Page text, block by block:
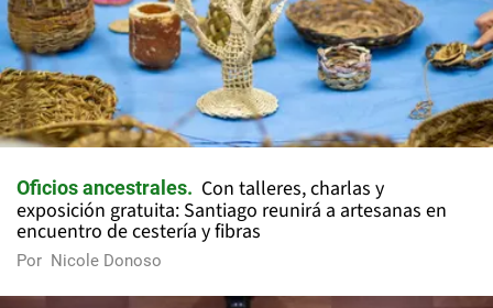
Oficios ancestrales
Con talleres, charlas y
exposición gratuita: Santiago reunirá a artesanas en
encuentro de cestería y fibras
Por Nicole Donoso